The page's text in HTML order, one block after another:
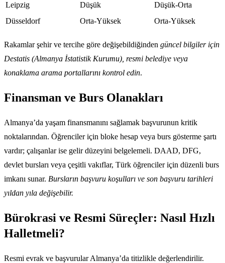
Leipzig
Düşük
Düşük-Orta
Düsseldorf
Orta-Yüksek Orta-Yüksek
Rakamlar şehir ve tercihe göre değişebildiğinden güncel bilgiler için
Destatis (Almanya İstatistik Kurumu), resmi belediye veya
konaklama arama portallarını kontrol edin.
Finansman ve Burs Olanakları
Almanya’da yaşam finansmanını sağlamak başvurunun kritik
noktalarından. Öğrenciler için bloke hesap veya burs gösterme şartı
vardır; çalışanlar ise gelir düzeyini belgelemeli. DAAD, DFG,
devlet bursları veya çeşitli vakıflar, Türk öğrenciler için düzenli burs
imkanı sunar. Bursların başvuru koşulları ve son başvuru tarihleri
yıldan yıla değişebilir.
Bürokrasi ve Resmi Süreçler: Nasıl Hızlı
Halletmeli?
Resmi evrak ve başvurular Almanya’da titizlikle değerlendirilir.